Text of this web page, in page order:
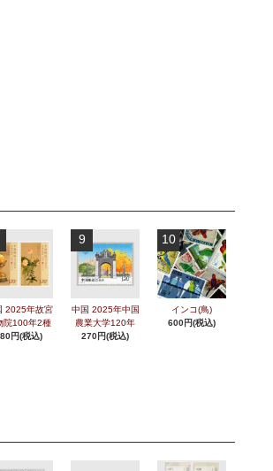
2025年故宮
院100年2種
円(税込)
9
中国 2025年中国
農業大学120年
270円(税込)
10
インコ(鳥)
600円(税込)